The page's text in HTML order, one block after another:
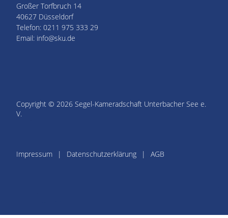
Großer Torfbruch 14
40627 Düsseldorf
Telefon: 0211 975 333 29
Email: info@sku.de
Copyright © 2026 Segel-Kameradschaft Unterbacher See e.
V.
Impressum Datenschutzerklärung AGB